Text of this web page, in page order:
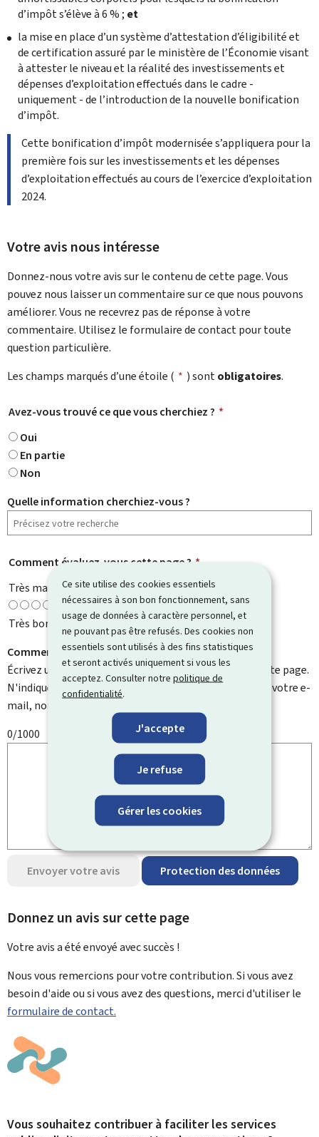
Ce site utilise des cookies essentiels
nécessaires à son bon fonctionnement, sans
usage de données à caractère personnel, et
ne pouvant pas être refusés. Des cookies non
essentiels sont utilisés à des fins statistiques
et seront activés uniquement si vous les
acceptez. Consulter notrepolitique de
confidentialité.
J'accepte
Je refuse
Gérer les cookies
d’impôt s’élève à 6 % ; et
la mise en place d’un système d’attestation d’éligibilité et
de certification assuré par le ministère de l’Économie visant
à attester le niveau et la réalité des investissements et
dépenses d’exploitation effectués dans le cadre -
uniquement - de l’introduction de la nouvelle bonification
d’impôt.
Cette bonification d’impôt modernisée s’appliquera pour la
première fois sur les investissements et les dépenses
d’exploitation effectués au cours de l’exercice d’exploitation
2024.
Votre avis nous intéresse
Donnez-nous votre avis sur le contenu de cette page. Vous
pouvez nous laisser un commentaire sur ce que nous pouvons
améliorer. Vous ne recevrez pas de réponse à votre
commentaire. Utilisez le formulaire de contact pour toute
question particulière.
Les champs marqués d’une étoile ( * ) sontobligatoires.
Avez-vous trouvé ce que vous cherchiez ? *
Oui
En partie
Non
Quelle information cherchiez-vous ?
Comment évaluez-vous cette page ? *
Très mauvaise
Très bonne
Comment pouvons-nous l'améliorer ?
Écrivez un commentaire et aidez-nous à améliorer cette page.
N'indiquez pas d'informations personnelles telles que votre e-
mail, nom, numéro de téléphone, etc.
0/1000
Envoyer votre avis Protection des données
Donnez un avis sur cette page
Votre avis a été envoyé avecsuccès !
Nous vous remercions pour votre contribution. Si vous avez
besoin d'aide ou si vous avez des questions, merci d'utiliser le
formulaire de contact.
Vous souhaitez contribuer à faciliter les services